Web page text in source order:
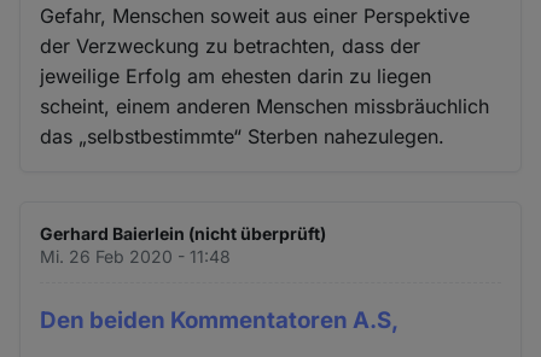
Gefahr, Menschen soweit aus einer Perspektive
der Verzweckung zu betrachten, dass der
jeweilige Erfolg am ehesten darin zu liegen
scheint, einem anderen Menschen missbräuchlich
das „selbstbestimmte“ Sterben nahezulegen.
Gerhard Baierlein (nicht überprüft)
Mi. 26 Feb 2020 - 11:48
Den beiden Kommentatoren A.S,